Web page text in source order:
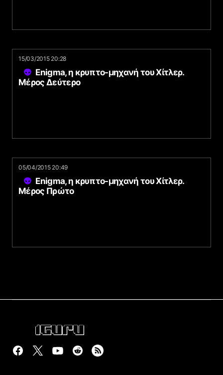
15/03/2015 20:28
Enigma, η κρυπτο-μηχανή του Χίτλερ.
Μέρος Δεύτερο
05/04/2015 20:49
Enigma, η κρυπτο-μηχανή του Χίτλερ.
Μέρος Πρώτο